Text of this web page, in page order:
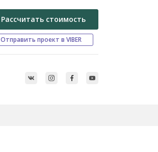
Рассчитать стоимость
Отправить проект в VIBER